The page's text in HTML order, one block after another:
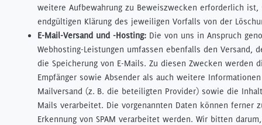
weitere Aufbewahrung zu Beweiszwecken erforderlich ist,
endgültigen Klärung des jeweiligen Vorfalls von der
E-Mail-Versand und -Hosting: Die von uns in Anspruch
Webhosting-Leistungen umfassen ebenfalls den Versand,
die Speicherung von E-Mails. Zu diesen Zwecken werden
Empfänger sowie Absender als auch weitere
Mailversand (z. B. die beteiligten Provider) sowie die
Mails verarbeitet. Die vorgenannten Daten können ferner
Erkennung von SPAM verarbeitet werden. Wir bitten